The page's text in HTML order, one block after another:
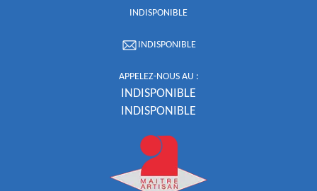
INDISPONIBLE
INDISPONIBLE
APPELEZ-NOUS AU :
INDISPONIBLE
INDISPONIBLE